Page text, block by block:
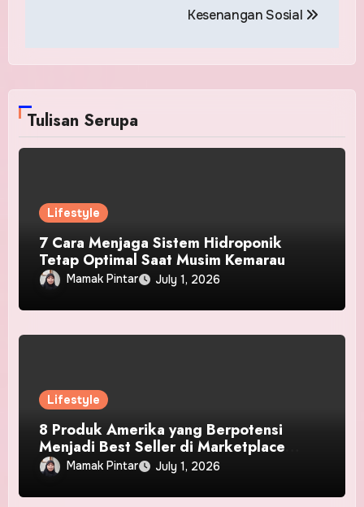
Kesenangan Sosial
Tulisan Serupa
Lifestyle
7 Cara Menjaga Sistem Hidroponik
Tetap Optimal Saat Musim Kemarau
Mamak Pintar July 1, 2026
Lifestyle
8 Produk Amerika yang Berpotensi
Menjadi Best Seller di Marketplace
Indonesia
Mamak Pintar July 1, 2026